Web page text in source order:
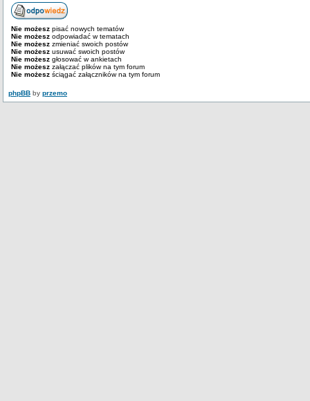
Nie możesz pisać nowych tematów
Nie możesz odpowiadać w tematach
Nie możesz zmieniać swoich postów
Nie możesz usuwać swoich postów
Nie możesz głosować w ankietach
Nie możesz załączać plików na tym forum
Nie możesz ściągać załączników na tym forum
phpBB by przemo